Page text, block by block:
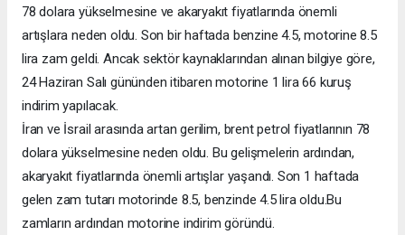
78 dolara yükselmesine ve akaryakıt fiyatlarında önemli
artışlara neden oldu. Son bir haftada benzine 4.5, motorine 8.5
lira zam geldi. Ancak sektör kaynaklarından alınan bilgiye göre,
24 Haziran Salı gününden itibaren motorine 1 lira 66 kuruş
indirim yapılacak.
İran ve İsrail arasında artan gerilim, brent petrol fiyatlarının 78
dolara yükselmesine neden oldu. Bu gelişmelerin ardından,
akaryakıt fiyatlarında önemli artışlar yaşandı. Son 1 haftada
gelen zam tutarı motorinde 8.5, benzinde 4.5 lira oldu.Bu
zamların ardından motorine indirim göründü.